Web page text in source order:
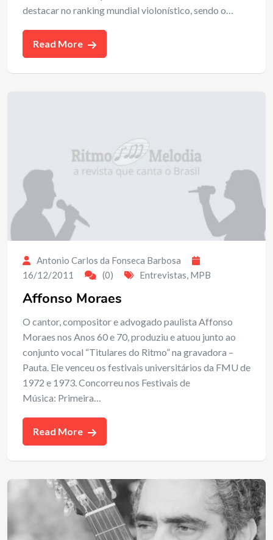
destacar no ranking mundial violonístico, sendo o…
Read More
Antonio Carlos da Fonseca Barbosa
16/12/2011
(0) Entrevistas, MPB
Affonso Moraes
O cantor, compositor e advogado paulista Affonso
Moraes nos Anos 60 e 70, produziu e atuou junto ao
conjunto vocal “Titulares do Ritmo” na gravadora –
Pauta. Ele venceu os festivais universitários da FMU de
1972 e 1973. Concorreu nos Festivais de
Música: Primeira…
Read More